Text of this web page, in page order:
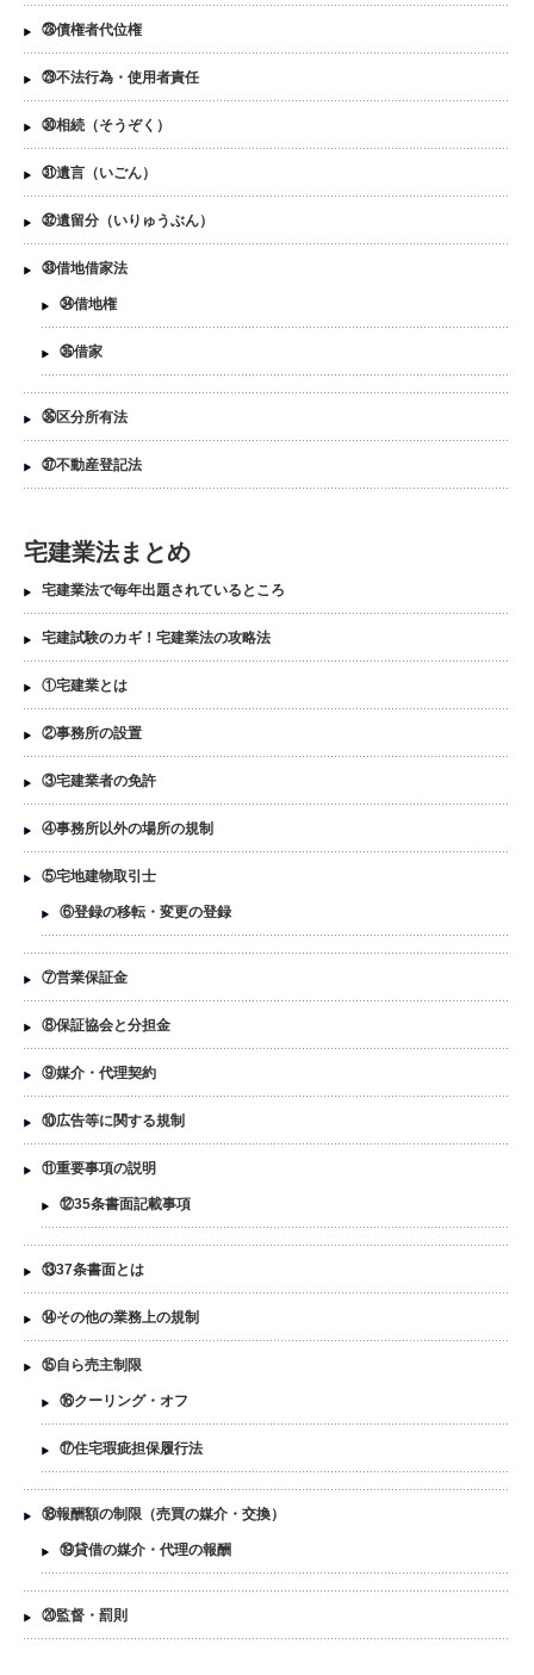
㉘債権者代位権
㉙不法行為・使用者責任
㉚相続（そうぞく）
㉛遺言（いごん）
㉜遺留分（いりゅうぶん）
㉝借地借家法
㉞借地権
㉟借家
㊱区分所有法
㊲不動産登記法
宅建業法まとめ
宅建業法で毎年出題されているところ
宅建試験のカギ！宅建業法の攻略法
①宅建業とは
②事務所の設置
③宅建業者の免許
④事務所以外の場所の規制
⑤宅地建物取引士
⑥登録の移転・変更の登録
⑦営業保証金
⑧保証協会と分担金
⑨媒介・代理契約
⑩広告等に関する規制
⑪重要事項の説明
⑫35条書面記載事項
⑬37条書面とは
⑭その他の業務上の規制
⑮自ら売主制限
⑯クーリング・オフ
⑰住宅瑕疵担保履行法
⑱報酬額の制限（売買の媒介・交換）
⑲貸借の媒介・代理の報酬
⑳監督・罰則